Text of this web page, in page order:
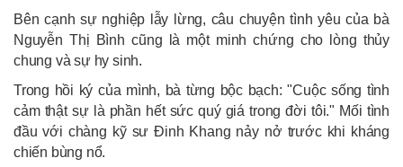
Bên cạnh sự nghiệp lẫy lừng, câu chuyện tình yêu của bà
Nguyễn Thị Bình cũng là một minh chứng cho lòng thủy
chung và sự hy sinh.
Trong hồi ký của mình, bà từng bộc bạch: "Cuộc sống tình
cảm thật sự là phần hết sức quý giá trong đời tôi." Mối tình
đầu với chàng kỹ sư Đinh Khang nảy nở trước khi kháng
chiến bùng nổ.